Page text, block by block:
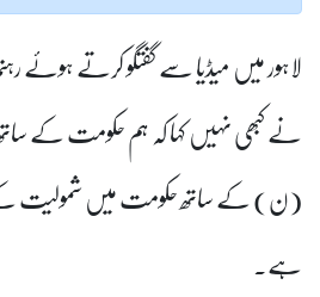
لاہور میں میڈیا سے گفتگو کرتے ہوئے رہنما
نے کبھی نہیں کہا کہ ہم حکومت کے
(ن) کے ساتھ حکومت میں شمولیت
ہے۔